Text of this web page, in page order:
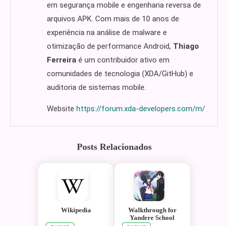
em segurança mobile e engenharia reversa de
arquivos APK. Com mais de 10 anos de
experiência na análise de malware e
otimização de performance Android, Thiago
Ferreira é um contribuidor ativo em
comunidades de tecnologia (XDA/GitHub) e
auditoria de sistemas mobile.
Website https://forum.xda-developers.com/m/
Posts Relacionados
Wikipedia
Walkthrough for
Yandere School